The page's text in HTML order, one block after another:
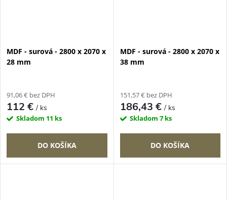
MDF - surová - 2800 x 2070 x
28 mm
91,06 € bez DPH
112 €/ ks
Skladom 11 ks
DO KOŠÍKA
MDF - surová - 2800 x 2070 x
38 mm
151,57 € bez DPH
186,43 €/ ks
Skladom 7 ks
DO KOŠÍKA